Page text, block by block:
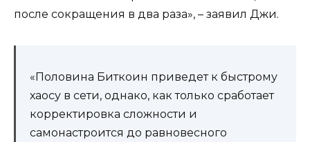
после сокращения в два раза», – заявил Джи.
«Половина Биткоин приведет к быстрому
хаосу в сети, однако, как только сработает
корректировка сложности и
самонастроится до равновесного